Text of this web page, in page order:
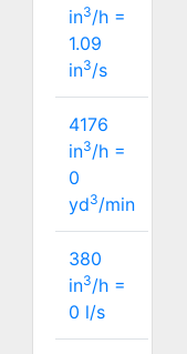
in3/h =
1.09
in3/s
4176
in3/h =
0
yd3/min
380
in3/h =
0 l/s